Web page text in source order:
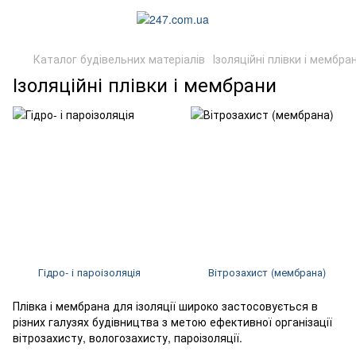
Каталог будівельних матеріалів Ізоляційні плівки і
Ізоляційні плівки і мембрани
Плівка і мембрана для ізоляції широко застосовується в
різних галузях будівництва з метою ефективної організації
вітрозахисту, вологозахисту, пароізоляції.
Гідро- і пароізоляція Вітрозахист (мембрана)